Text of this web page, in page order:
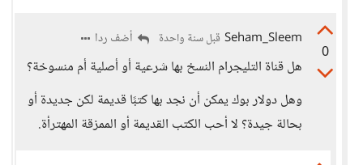
0
Seham_Sleem قبل سنة واحدة أضف ردا
هل قناة التليجرام النسخ بها شرعية أو أصلية أم منسوخة؟
وهل دولار بوك يمكن أن نجد بها كتبًا قديمة لكن جديدة أو
بحالة جيدة؟ لا أحب الكتب القديمة أو الممزقة المهترأة.